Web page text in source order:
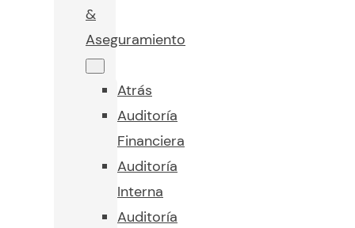
&
Aseguramiento
Atrás
Auditoría
Financiera
Auditoría
Interna
Auditoría